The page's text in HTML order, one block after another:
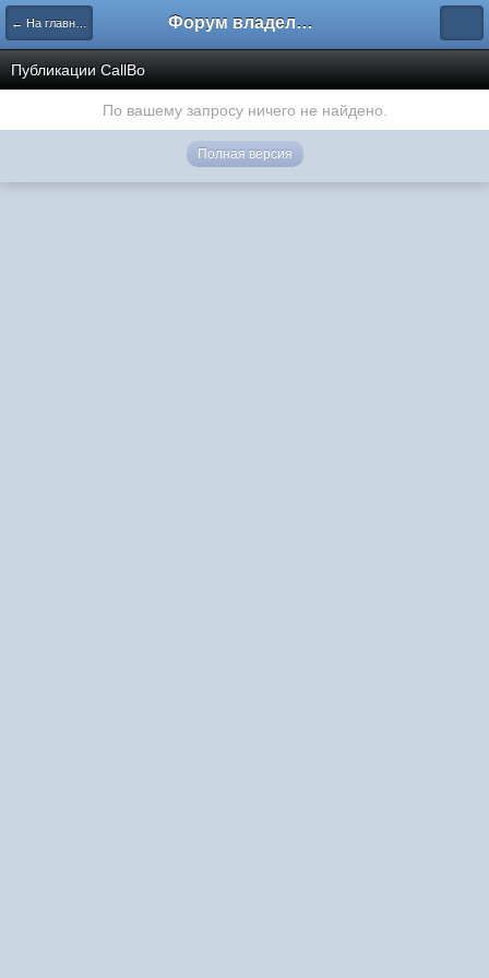
← На главную Форум владельцев интернет-магазинов
Публикации CallBo
По вашему запросу ничего не найдено.
Полная версия